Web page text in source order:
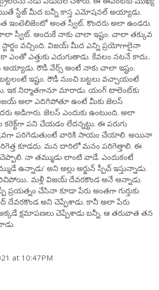
స్టేజ్ మీద బన్నీ కాస్త ఎమోషనల్ అయ్యాడు.
ఇంటెలిజెంటో అంత స్వీట్. కొందరు అలా ఉండరు.
స్వీట్. అందుకే నాకు చాలా ఇష్టం. చాలా తక్కువ
వచ్చింది. విజయ్ మీద ఎన్ని ప్రయోగాలైనా
ఎత్తుకు ఎదుగుతాడు. కేవలం నటనే కాదు..
రౌడీ వేర్స్ అంటే నాకు చాలా ఇష్టం.
ఇష్టం. రౌడీ నుంచి బట్టలు వచ్చాయంటే
ఇక నిర్మాతగానూ మారాడు. యంగ్ టాలెంట్‌కు
అలా ఎదిగిపోతూ ఉంటే మీకు జెలస్
అడిగారు. జెలస్ ఎందుకు ఉంటుంది. అలా
కరెక్ట్‌గా పని చేయడం లేదన్నట్టు. ఈ పరుగు
పరిగెడుతుంటే వారికి సాయం చేయాలి. అయినా
కూడదు. మన దారిలో మనం పరిగెత్తాలి. ఈ
నా తమ్ముడు లాంటి వాడే. ఎందుకంటే
ఉన్నాడు’ అని అల్లు అర్జున్ స్పీచ్ ఇస్తున్నాడు.
మళ్లీ విజయ్ దేవరకొండ అనే అన్నాడు.
ప్రయత్నం చేసినా కూడా పేరు అంతగా గుర్తుకు
దేవరకొండ అని చెప్పేశాడు. కానీ అలా పేరు
క్షమాపణలు చెప్పేశాడు బన్నీ. ఆ తరువాత తన
at 10:47PM